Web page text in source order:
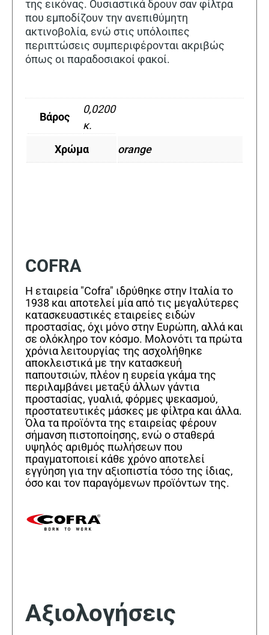
της εικόνας. Ουσιαστικά δρουν σαν φίλτρα
που εμποδίζουν την ανεπιθύμητη
ακτινοβολία, ενώ στις υπόλοιπες
περιπτώσεις συμπεριφέρονται ακριβώς
όπως οι παραδοσιακοί φακοί.
Βάρος
0,0200
κ.
Χρώμα
orange
COFRA
Η εταιρεία "Cofra" ιδρύθηκε στην Ιταλία το
1938 και αποτελεί μία από τις μεγαλύτερες
κατασκευαστικές εταιρείες ειδών
προστασίας, όχι μόνο στην Ευρώπη, αλλά και
σε ολόκληρο τον κόσμο. Μολονότι τα πρώτα
χρόνια λειτουργίας της ασχολήθηκε
αποκλειστικά με την κατασκευή
παπουτσιών, πλέον η ευρεία γκάμα της
περιλαμβάνει μεταξύ άλλων γάντια
προστασίας, γυαλιά, φόρμες ψεκασμού,
προστατευτικές μάσκες με φίλτρα και άλλα.
Όλα τα προϊόντα της εταιρείας φέρουν
σήμανση πιστοποίησης, ενώ ο σταθερά
υψηλός αριθμός πωλήσεων που
πραγματοποιεί κάθε χρόνο αποτελεί
εγγύηση για την αξιοπιστία τόσο της ίδιας,
όσο και τον παραγόμενων προϊόντων της.
Αξιολογήσεις